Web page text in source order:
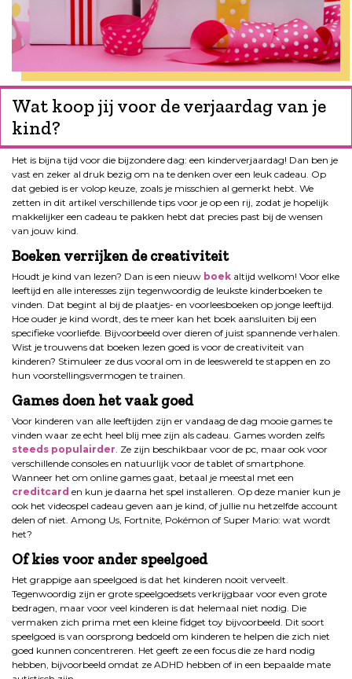
Wat koop jij voor de verjaardag van je
kind?
Het is bijna tijd voor die bijzondere dag: een kinderverjaardag! Dan ben je
vast en zeker al druk bezig om na te denken over een leuk cadeau. Op
dat gebied is er volop keuze, zoals je misschien al gemerkt hebt. We
zetten in dit artikel verschillende tips voor je op een rij, zodat je hopelijk
makkelijker een cadeau te pakken hebt dat precies past bij de wensen
van jouw kind.
Boeken verrijken de creativiteit
Houdt je kind van lezen? Dan is een nieuw boek altijd welkom! Voor elke
leeftijd en alle interesses zijn tegenwoordig de leukste kinderboeken te
vinden. Dat begint al bij de plaatjes- en voorleesboeken op jonge leeftijd.
Hoe ouder je kind wordt, des te meer kan het boek aansluiten bij een
specifieke voorliefde. Bijvoorbeeld over dieren of juist spannende verhalen.
Wist je trouwens dat boeken lezen goed is voor de creativiteit van
kinderen? Stimuleer ze dus vooral om in de leeswereld te stappen en zo
hun voorstellingsvermogen te trainen.
Games doen het vaak goed
Voor kinderen van alle leeftijden zijn er vandaag de dag mooie games te
vinden waar ze echt heel blij mee zijn als cadeau. Games worden zelfs
steeds populairder. Ze zijn beschikbaar voor de pc, maar ook voor
verschillende consoles en natuurlijk voor de tablet of smartphone.
Wanneer het om online games gaat, betaal je meestal met een
creditcard en kun je daarna het spel installeren. Op deze manier kun je
ook het videospel cadeau geven aan je kind, of jullie nu hetzelfde account
delen of niet. Among Us, Fortnite, Pokémon of Super Mario: wat wordt
het?
Of kies voor ander speelgoed
Het grappige aan speelgoed is dat het kinderen nooit verveelt.
Tegenwoordig zijn er grote speelgoedsets verkrijgbaar voor even grote
bedragen, maar voor veel kinderen is dat helemaal niet nodig. Die
vermaken zich prima met een kleine fidget toy bijvoorbeeld. Dit soort
speelgoed is van oorsprong bedoeld om kinderen te helpen die zich niet
goed kunnen concentreren. Het geeft ze een focus die ze hard nodig
hebben, bijvoorbeeld omdat ze ADHD hebben of in een bepaalde mate